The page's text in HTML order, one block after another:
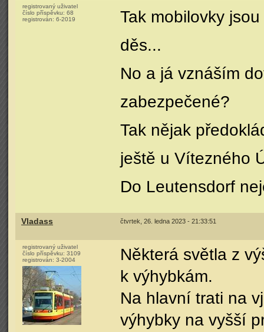
registrovaný uživatel
číslo příspěvku: 68
registrován: 6-2019
Tak mobilovky
děs...
No a já vznáším
zabezpečené?
Tak nějak
ještě u Vítezného
Do Leutensdorf
Vladass čtvrtek, 26. ledna 2023 - 21:33:51
registrovaný uživatel
číslo příspěvku: 3109
registrován: 3-2004
Některá světla z
k výhybkám.
Na hlavní trati na
výhybky na vyšší